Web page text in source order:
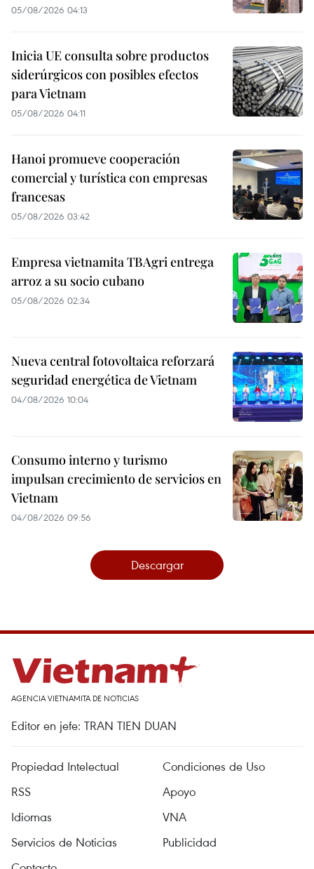
05/08/2026 04:13
Inicia UE consulta sobre productos
siderúrgicos con posibles efectos
para Vietnam
05/08/2026 04:11
Hanoi promueve cooperación
comercial y turística con empresas
francesas
05/08/2026 03:42
Empresa vietnamita TBAgri entrega
arroz a su socio cubano
05/08/2026 02:34
Nueva central fotovoltaica reforzará
seguridad energética de Vietnam
04/08/2026 10:04
Consumo interno y turismo
impulsan crecimiento de servicios en
Vietnam
04/08/2026 09:56
Descargar
AGENCIA VIETNAMITA DE NOTICIAS
Editor en jefe: TRAN TIEN DUAN
Propiedad Intelectual
Condiciones de Uso
RSS
Apoyo
Idiomas
VNA
Servicios de Noticias
Publicidad